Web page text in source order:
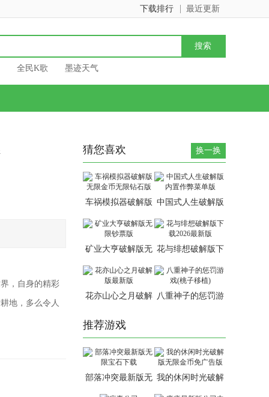
最近更新
下载排行
全民K歌 墨迹天气
，自身的精彩
地，多么令人
猜您喜欢 换一换
车祸模拟器破解版
无限金币无限钻石
版
中国式人生破解版
内置作弊菜单版
矿业大亨破解版无 花与绯想破解版下
花亦山心之月破解
八重神子的惩罚游
推荐游戏
部落冲突最新版无
限宝石下载
我的休闲时光破解
版无限金币免广告